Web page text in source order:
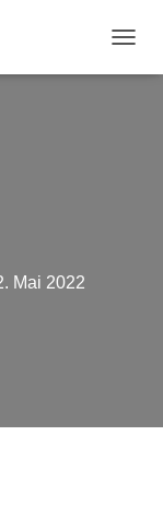
A
E
Mai 2022